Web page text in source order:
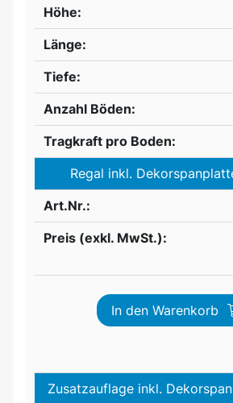
Höhe:
Länge:
Tiefe:
Anzahl Böden:
Tragkraft pro Boden:
Regal inkl.
Art.Nr.:
Preis (exkl. MwSt.):
In den Warenkorb
Zusatzauflage inkl.